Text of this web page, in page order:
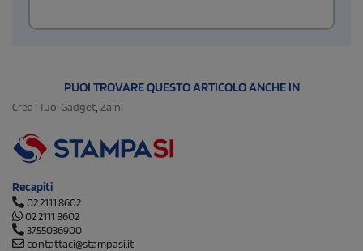
PUOI TROVARE QUESTO ARTICOLO ANCHE IN
Crea i Tuoi Gadget, Zaini
Recapiti
02 2111 8602
02 2111 8602
3755036900
contattaci@stampasi.it